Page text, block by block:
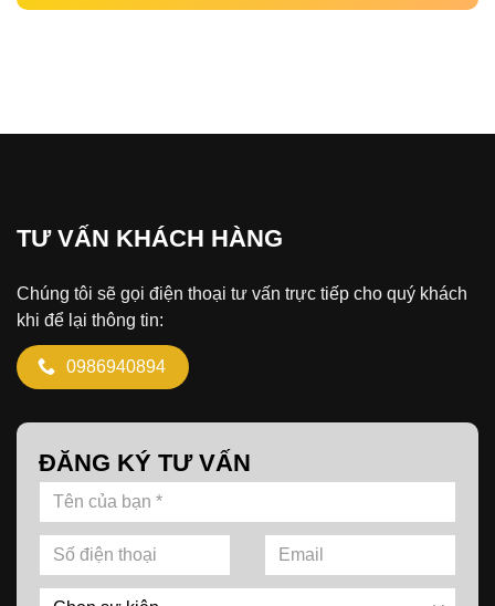
TƯ VẤN KHÁCH HÀNG
Chúng tôi sẽ gọi điện thoại tư vấn trực tiếp cho quý khách
khi để lại thông tin:
0986940894
ĐĂNG KÝ TƯ VẤN